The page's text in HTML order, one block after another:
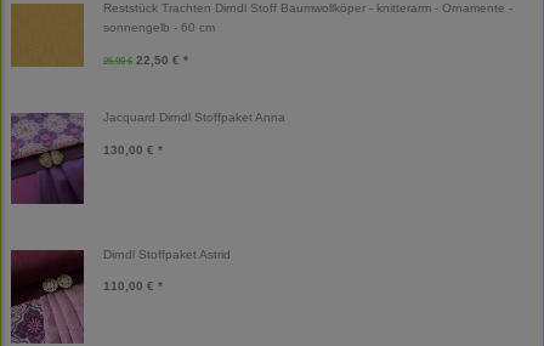
Reststück Trachten Dirndl Stoff Baumwollköper - knitterarm - Ornamente -
sonnengelb - 60 cm
25,00 € 22,50 € *
Jacquard Dirndl Stoffpaket Anna
130,00 € *
Dirndl Stoffpaket Astrid
110,00 € *